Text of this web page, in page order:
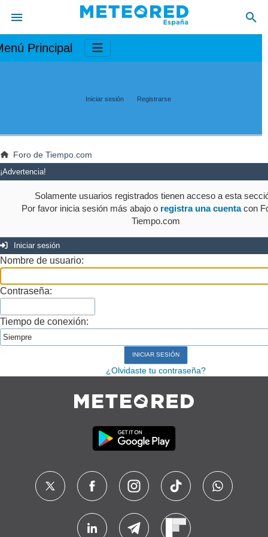
Principal
Iniciar sesión Registrarse
Foro de Tiempo.com
¡Advertencia!
Solamente usuarios registrados tienen acceso a esta
Por favor inicia sesión más abajo o registra una cuentacon
Tiempo.com
Iniciar sesión
Nombre de usuario:
Contraseña:
Tiempo de conexión:
¿Olvidaste tu contraseña?